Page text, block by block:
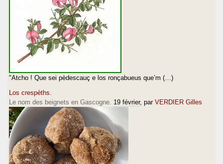
"Atcho ! Que sei pèdescauç e los ronçabueus que’m (…)
Los crespèths.
Le nom des beignets en Gascogne. 19 février, par VERDIER Gilles